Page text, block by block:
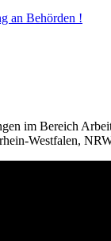
an Behörden !
im Bereich
Westfalen,